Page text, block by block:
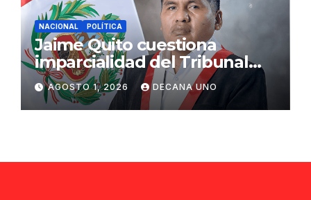
NACIONAL POLÍTICA
Jaime Quito cuestiona
imparcialidad del Tribunal
Constitucional tras liberación
de Ollanta Humala
AGOSTO 1, 2026 DECANA UNO